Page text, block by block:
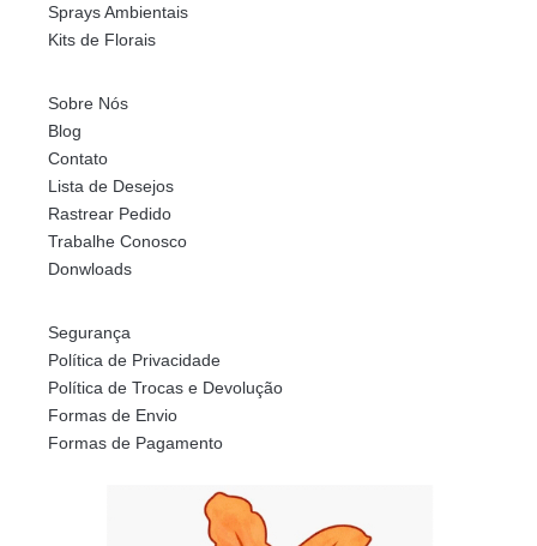
Sprays Ambientais
Kits de Florais
Sobre Nós
Blog
Contato
Lista de Desejos
Rastrear Pedido
Trabalhe Conosco
Donwloads
Segurança
Política de Privacidade
Política de Trocas e Devolução
Formas de Envio
Formas de Pagamento